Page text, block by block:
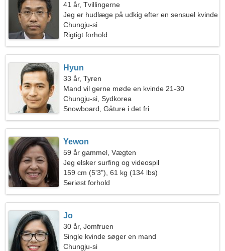
41 år, Tvillingerne
Jeg er hudlæge på udkig efter en sensuel kvinde
Chungju-si
Rigtigt forhold
Hyun
33 år, Tyren
Mand vil gerne møde en kvinde 21-30
Chungju-si, Sydkorea
Snowboard, Gåture i det fri
Yewon
59 år gammel, Vægten
Jeg elsker surfing og videospil
159 cm (5'3"), 61 kg (134 lbs)
Seriøst forhold
Jo
30 år, Jomfruen
Single kvinde søger en mand
Chungju-si